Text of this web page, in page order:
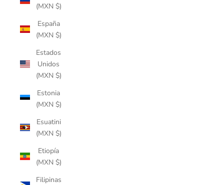
(MXN $)
España
(MXN $)
Estados
Unidos
(MXN $)
Estonia
(MXN $)
Esuatini
(MXN $)
Etiopía
(MXN $)
Filipinas